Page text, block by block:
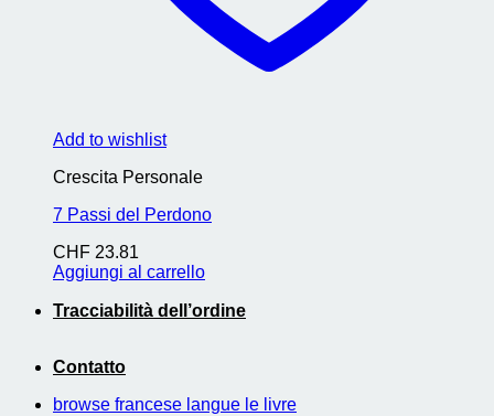
Add to wishlist
Crescita Personale
7 Passi del Perdono
CHF 23.81
Aggiungi al carrello
Tracciabilità dell’ordine
Contatto
browse francese langue le livre